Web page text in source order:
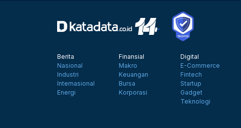
Berita
Nasional
Industri
Internasional
Energi
Finansial
Makro
Keuangan
Bursa
Korporasi
Digital
E-Commerce
Fintech
Startup
Gadget
Teknologi